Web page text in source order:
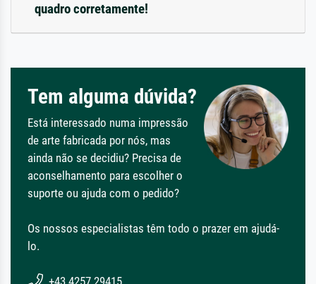
quadro corretamente!
Tem alguma dúvida?
Está interessado numa impressão
de arte fabricada por nós, mas
ainda não se decidiu? Precisa de
aconselhamento para escolher o
suporte ou ajuda com o pedido?
Os nossos especialistas têm todo o prazer em ajudá-
lo.